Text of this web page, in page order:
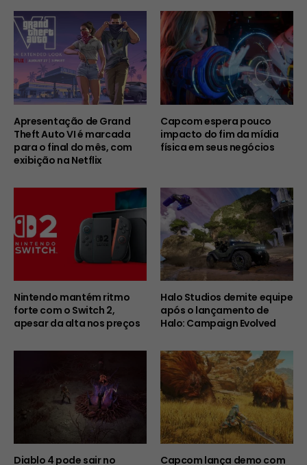
Apresentação de Grand
Theft Auto VI é marcada
para o final do mês, com
exibição na Netflix
Capcom espera pouco
impacto do fim da mídia
física em seus negócios
Nintendo mantém ritmo
forte com o Switch 2,
apesar da alta nos preços
Halo Studios demite equipe
após o lançamento de
Halo: Campaign Evolved
Diablo 4 pode sair no Capcom lança demo com